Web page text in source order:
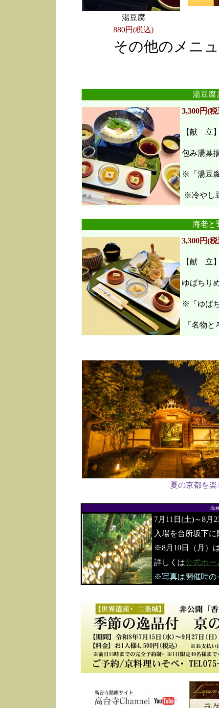
湯豆腐
880円(税込)
その他のメニ
湯豆腐
3,300円(
【献 立
包み湯葉
※「湯豆
※冷やし
海老
3,300円(
【献 立
ゆばちり
※「ゆば
「名物と
夏の京都を
高
7月11日(土)～8月
入場を台所坂下
※8月10日（月）
詳しくは公式ホー
※写真は開催時の